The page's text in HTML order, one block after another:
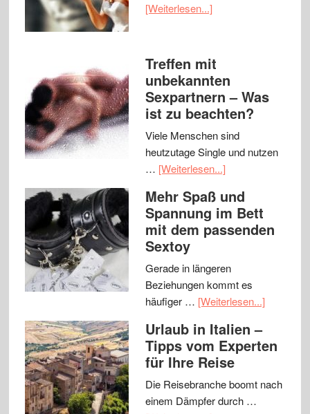
[Weiterlesen...]
Treffen mit
unbekannten
Sexpartnern – Was
ist zu beachten?
Viele Menschen sind
heutzutage Single und nutzen
… [Weiterlesen...]
Mehr Spaß und
Spannung im Bett
mit dem passenden
Sextoy
Gerade in längeren
Beziehungen kommt es
häufiger … [Weiterlesen...]
Urlaub in Italien –
Tipps vom Experten
für Ihre Reise
Die Reisebranche boomt nach
einem Dämpfer durch …